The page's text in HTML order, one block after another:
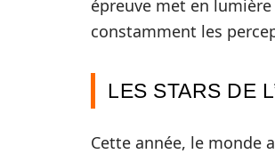
épreuve met en
constamment les
LES STARS DE
Cette année, le monde